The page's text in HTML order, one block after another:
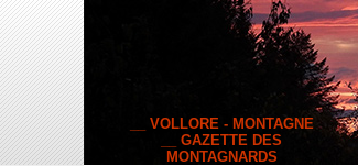
__ VOLLORE - MONTAGNE
__ GAZETTE DES
MONTAGNARDS